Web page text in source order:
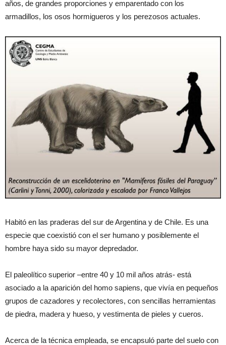
años, de grandes proporciones y emparentado con los
armadillos, los osos hormigueros y los perezosos actuales.
Habitó en las praderas del sur de Argentina y de Chile. Es una
especie que coexistió con el ser humano y posiblemente el
hombre haya sido su mayor depredador.
El paleolítico superior –entre 40 y 10 mil años atrás- está
asociado a la aparición del homo sapiens, que vivía en pequeños
grupos de cazadores y recolectores, con sencillas herramientas
de piedra, madera y hueso, y vestimenta de pieles y cueros.
Acerca de la técnica empleada, se encapsuló parte del suelo con